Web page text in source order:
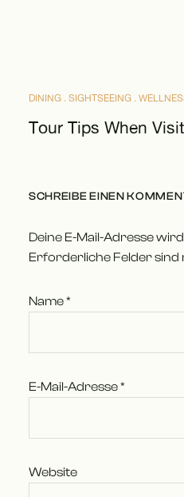
DINING SIGHTSEEING
Tour Tips When
SCHREIBE EINEN
Deine E-Mail-Adresse
Erforderliche Felder sind
Name*
E-Mail-Adresse*
Website